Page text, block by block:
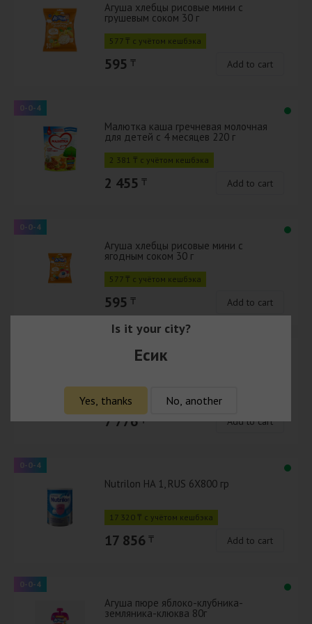
Агуша хлебцы рисовые мини с
грушевым соком 30 г
577 ₸ с учётом кешбэка
595 ₸ Add to cart
0-0-4
Малютка каша гречневая молочная
для детей с 4 месяцев 220 г
2 381 ₸ с учётом кешбэка
2 455 ₸ Add to cart
0-0-4
Агуша хлебцы рисовые мини с
ягодным соком 30 г
577 ₸ с учётом кешбэка
595 ₸ Add to cart
Nestle смесь Nan Тройной комфорт
7 543 ₸ с учётом кешбэка
7 776 ₸ Add to cart
0-0-4
Nutrilon HA 1, RUS 6X800 гр
17 320 ₸ с учётом кешбэка
17 856 ₸ Add to cart
0-0-4
Агуша пюре яблоко-клубника-
земляника-клюква 80г
Is it your city?
Есик
Yes, thanks No, another